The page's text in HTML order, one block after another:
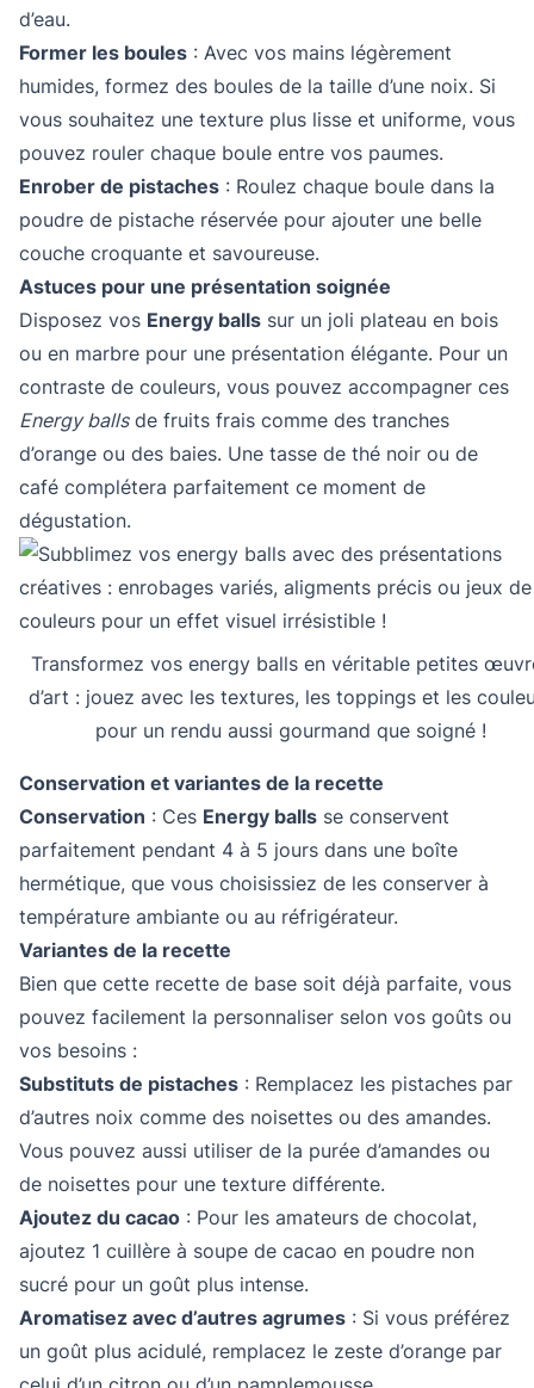
d’eau.
Former les boules : Avec vos mains légèrement
humides, formez des boules de la taille d’une noix. Si
vous souhaitez une texture plus lisse et uniforme, vous
pouvez rouler chaque boule entre vos paumes.
Enrober de pistaches : Roulez chaque boule dans la
poudre de pistache réservée pour ajouter une belle
couche croquante et savoureuse.
Astuces pour une présentation soignée
Disposez vos Energy balls sur un joli plateau en bois
ou en marbre pour une présentation élégante. Pour un
contraste de couleurs, vous pouvez accompagner ces
Energy ballsde fruits frais comme des tranches
d’orange ou des baies. Une tasse de thé noir ou de
café complétera parfaitement ce moment de
dégustation.
Transformez vos energy balls en véritable petites
d’art : jouez avec les textures, les toppings et les
pour un rendu aussi gourmand que soigné !
Conservation et variantes de la recette
Conservation : Ces Energy balls se conservent
parfaitement pendant 4 à 5 jours dans une boîte
hermétique, que vous choisissiez de les conserver à
température ambiante ou au réfrigérateur.
Variantes de la recette
Bien que cette recette de base soit déjà parfaite, vous
pouvez facilement la personnaliser selon vos goûts ou
vos besoins :
Substituts de pistaches : Remplacez les pistaches par
d’autres noix comme des noisettes ou des amandes.
Vous pouvez aussi utiliser de la purée d’amandes ou
de noisettes pour une texture différente.
Ajoutez du cacao : Pour les amateurs de chocolat,
ajoutez 1 cuillère à soupe de cacao en poudre non
sucré pour un goût plus intense.
Aromatisez avec d’autres agrumes : Si vous préférez
un goût plus acidulé, remplacez le zeste d’orange par